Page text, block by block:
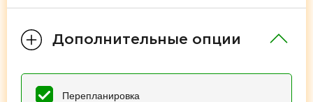
Дополнительные опции
Перепланировка